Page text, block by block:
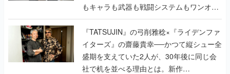
もキャラも武器も戦闘システムもワンオフ
で作り込まれた理由を両ディレクターに聞
く
『TATSUJIN』の弓削雅稔×『ライデンファ
イターズ』の齋藤貴幸──かつて縦シュー全
盛期を支えていた2人が、30年後に同じ会
社で机を並べる理由とは。新作